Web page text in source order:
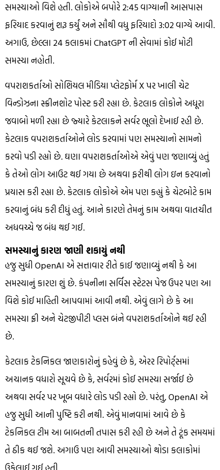
સમસ્યાઓ વિશે હતી. લોકોએ બપોરે 2:45 વાગ્યાની આસપાસ
ફરિયાદ કરવાનું શરૂ કર્યું અને સૌથી વધુ ફરિયાદો 3:02 વાગ્યે આવી.
અગાઉ, છેલ્લા 24 કલાકમાં ChatGPT ની સેવામાં કોઈ મોટી
સમસ્યા નહોતી.
વપરાશકર્તાઓ સોશિયલ મીડિયા પ્લેટફોર્મ X પર ખાલી ચેટ
વિન્ડોઝના સ્ક્રીનશોટ પોસ્ટ કરી રહ્યા છે. કેટલાક લોકોને અધૂરા
જવાબો મળી રહ્યા છે જ્યારે કેટલાકને સર્વર ભૂલો દેખાઈ રહી છે.
કેટલાક વપરાશકર્તાઓને લોડ કરવામાં પણ સમસ્યાનો સામનો
કરવો પડી રહ્યો છે. ઘણા વપરાશકર્તાઓએ એવું પણ જણાવ્યું હતું
કે તેઓ લોગ આઉટ થઈ ગયા છે અથવા ફરીથી લોગ ઇન કરવાનો
પ્રયાસ કરી રહ્યા છે. કેટલાક લોકોએ એમ પણ કહ્યું કે ચેટબોટે કામ
કરવાનું બંધ કરી દીધું હતું. આને કારણે તેમનું કામ અથવા વાતચીત
અધવચ્ચે જ બંધ થઈ ગઈ.
સમસ્યાનું કારણ જાણી શકાયું નથી
હજુ સુધી OpenAI એ સત્તાવાર રીતે કાઈ જણાવ્યું નથી કે આ
સમસ્યાનું કારણ શું છે. કંપનીના સર્વિસ સ્ટેટસ પેજ ઉપર પણ આ
વિશે કોઈ માહિતી આપવામાં આવી નથી. એવું લાગે છે કે આ
સમસ્યા ફ્રી અને ચેટજીપીટી પ્લસ બંને વપરાશકર્તાઓને થઈ રહી
છે.
કેટલાક ટેકનિકલ જાણકારોનું કહેવું છે કે, એરર રિપોર્ટ્સમાં
અચાનક વધારો સૂચવે છે કે, સર્વરમાં કોઈ સમસ્યા સર્જાઈ છે
અથવા સર્વર પર ખૂબ વધારે લોડ પડી રહ્યો છે. પરંતુ, OpenAI એ
હજુ સુધી આની પુષ્ટિ કરી નથી. એવું માનવામાં આવે છે કે
ટેકનિકલ ટીમ આ બાબતની તપાસ કરી રહી છે અને તે ટૂંક સમયમાં
તે ઠીક થઈ જશે. અગાઉ પણ આવી સમસ્યાઓ થોડા કલાકોમાં